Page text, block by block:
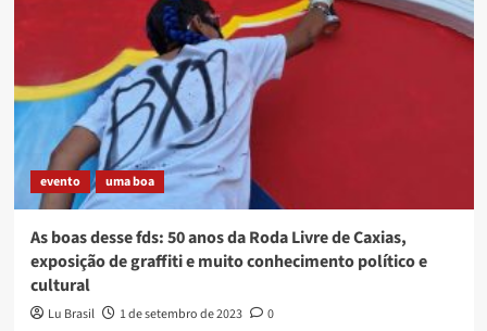
Cultura
de
Rua:
Rimas,
Territórios
e
Cidadania
evento uma boa
As boas desse fds: 50 anos da Roda Livre de Caxias,
exposição de graffiti e muito conhecimento político e
cultural
Lu Brasil 1 de setembro de 2023
0